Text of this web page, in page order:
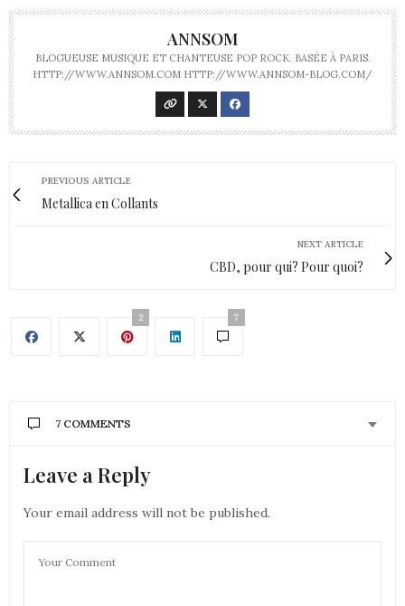
ANNSOM
BLOGUEUSE MUSIQUE ET CHANTEUSE POP ROCK. BASÉE À PARIS.
HTTP://WWW.ANNSOM.COM HTTP://WWW.ANNSOM-BLOG.COM/
PREVIOUS ARTICLE
Metallica en Collants
NEXT ARTICLE
CBD, pour qui? Pour quoi?
2 7
7 COMMENTS
CONTANCE
il a al’air parfait ce fdt !
je note
Leave a Reply
Your email address will not be published.